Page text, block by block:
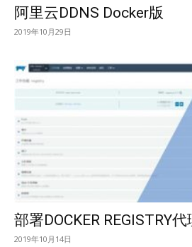
阿里云DDNS Docker版
2019年10月29日
部署DOCKER REGISTRY
2019年10月14日